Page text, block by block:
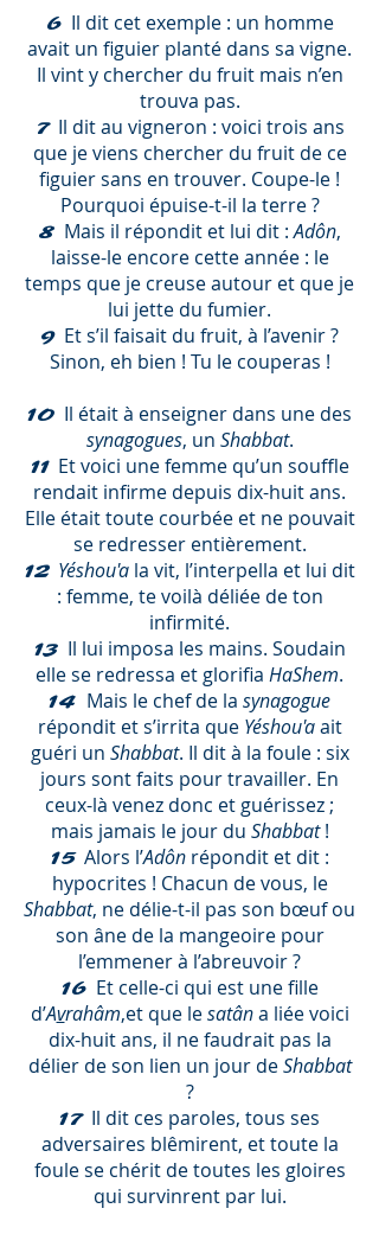
6 Il dit cet exemple : un homme
avait un figuier planté dans sa vigne.
Il vint y chercher du fruit mais n’en
trouva pas.
7 Il dit au vigneron : voici trois ans
que je viens chercher du fruit de ce
figuier sans en trouver. Coupe-le !
Pourquoi épuise-t-il la terre ?
8 Mais il répondit et lui dit :Adôn,
laisse-le encore cette année : le
temps que je creuse autour et que je
lui jette du fumier.
9 Et s’il faisait du fruit, à l’avenir ?
Sinon, eh bien ! Tu le couperas !
10 Il était à enseigner dans une des
synagogues, un Shabbat.
11 Et voici une femme qu’un souffle
rendait infirme depuis dix-huit ans.
Elle était toute courbée et ne pouvait
se redresser entièrement.
12 Yéshou'ala vit, l’interpella et lui dit
: femme, te voilà déliée de ton
infirmité.
13 Il lui imposa les mains. Soudain
elle se redressa et glorifia HaShem.
14 Mais le chef de la synagogue
répondit et s’irrita que Yéshou'aait
guéri un Shabbat. Il dit à la foule : six
jours sont faits pour travailler. En
ceux-là venez donc et guérissez ;
mais jamais le jour du Shabbat!
15 Alors l’Adôn répondit et dit :
hypocrites ! Chacun de vous, le
Shabbat, ne délie-t-il pas son bœuf ou
son âne de la mangeoire pour
l’emmener à l’abreuvoir ?
16 Et celle-ci qui est une fille
d’Avrahâm,et que lesatâna liée voici
dix-huit ans, il ne faudrait pas la
délier de son lien un jour deShabbat
?
17 Il dit ces paroles, tous ses
adversaires blêmirent, et toute la
foule se chérit de toutes les gloires
qui survinrent par lui.